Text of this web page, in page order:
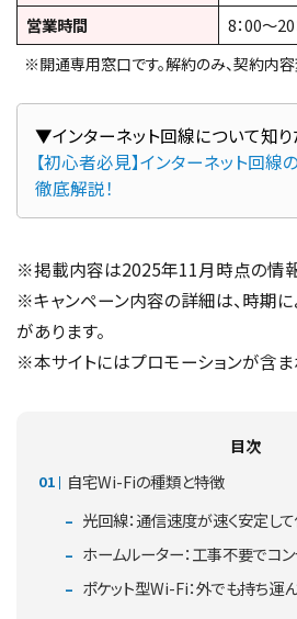
営業時間
8：00～20
※開通専用窓口です。解約のみ、契約内
【初心者必見】インターネット回線
徹底解説！
※掲載内容は2025年11月時点の情報
※キャンペーン内容の詳細は、時期
があります。
※本サイトにはプロモーションが含ま
目次
自宅Wi-Fiの種類と特徴
光回線：通信速度が速く安定し
ホームルーター：工事不要でコ
ポケット型Wi-Fi：外でも持ち運